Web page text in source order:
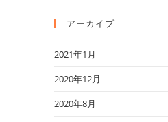
アーカイブ
2021年1月
2020年12月
2020年8月